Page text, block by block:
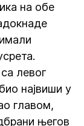
на обе
левог
највиши у
главом,
његов